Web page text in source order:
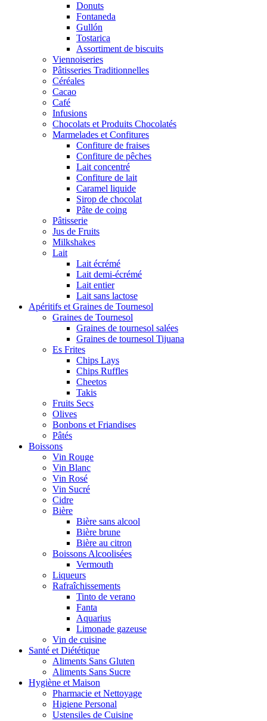
Donuts
Fontaneda
Gullón
Tostarica
Assortiment de biscuits
Viennoiseries
Pâtisseries Traditionnelles
Céréales
Cacao
Café
Infusions
Chocolats et Produits Chocolatés
Marmelades et Confitures
Confiture de fraises
Confiture de pêches
Lait concentré
Confiture de lait
Caramel liquide
Sirop de chocolat
Pâte de coing
Pâtisserie
Jus de Fruits
Milkshakes
Lait
Lait écrémé
Lait demi-écrémé
Lait entier
Lait sans lactose
Apéritifs et Graines de Tournesol
Graines de Tournesol
Graines de tournesol salées
Graines de tournesol Tijuana
Es Frites
Chips Lays
Chips Ruffles
Cheetos
Takis
Fruits Secs
Olives
Bonbons et Friandises
Pâtés
Boissons
Vin Rouge
Vin Blanc
Vin Rosé
Vin Sucré
Cidre
Bière
Bière sans alcool
Bière brune
Bière au citron
Boissons Alcoolisées
Vermouth
Liqueurs
Rafraîchissements
Tinto de verano
Fanta
Aquarius
Limonade gazeuse
Vin de cuisine
Santé et Diététique
Aliments Sans Gluten
Aliments Sans Sucre
Hygiène et Maison
Pharmacie et Nettoyage
Higiene Personal
Ustensiles de Cuisine